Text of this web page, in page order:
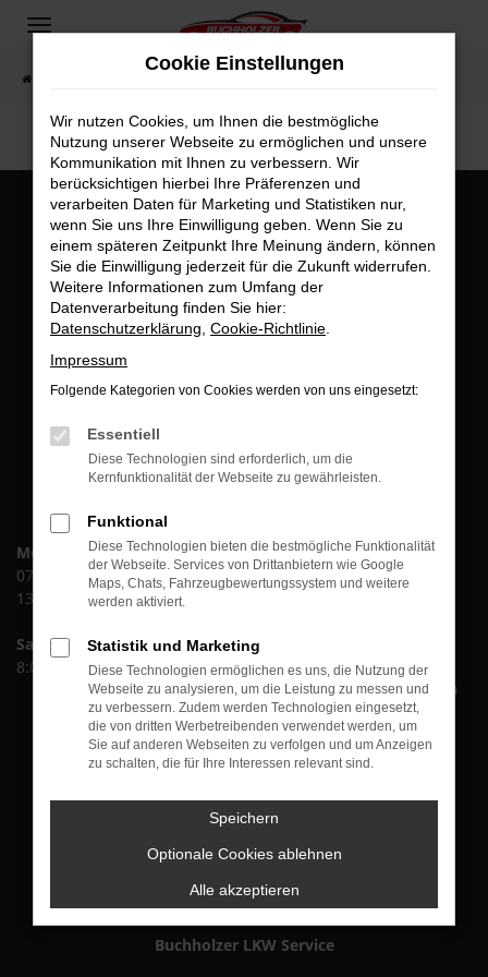
Zum
springen
Fahrzeugsuche
Kundenstimmen
Jetzt bewerten
Öffnungszeiten & Kontakt
Montag bis Freitag:
07:30 bis 12:00 Uhr
13:00 bis 17:00 Uhr
Samstag
8:00 bis 13:00 Uhr
Buchholzer KFZ GmbH
Im roten Tal 16
+49 (0) 26 54 - 88 69 90
+49 (0) 26 54 - 88 69 920
Buchholzer KFZ-Meisterbetrieb
Buchholzer PKW Service
Buchholzer LKW Service
Cookie Einstellungen
Wir nutzen Cookies, um Ihnen die bestmögliche
Nutzung unserer Webseite zu ermöglichen und unsere
Kommunikation mit Ihnen zu verbessern. Wir
berücksichtigen hierbei Ihre Präferenzen und
verarbeiten Daten für Marketing und Statistiken nur,
wenn Sie uns Ihre Einwilligung geben. Wenn Sie zu
einem späteren Zeitpunkt Ihre Meinung ändern, können
Sie die Einwilligung jederzeit für die Zukunft widerrufen.
Weitere Informationen zum Umfang der
Datenverarbeitung finden Sie hier:
Datenschutzerklärung Cookie-Richtlinie
Impressum
Folgende Kategorien von Cookies werden von uns eingesetzt:
Essentiell
Diese Technologien sind erforderlich, um die
Kernfunktionalität der Webseite zu gewährleisten.
Funktional
Diese Technologien bieten die bestmögliche Funktionalität
der Webseite. Services von Drittanbietern wie Google
Maps, Chats, Fahrzeugbewertungssystem und weitere
werden aktiviert.
Statistik und Marketing
Diese Technologien ermöglichen es uns, die Nutzung der
Webseite zu analysieren, um die Leistung zu messen und
zu verbessern. Zudem werden Technologien eingesetzt,
die von dritten Werbetreibenden verwendet werden, um
Sie auf anderen Webseiten zu verfolgen und um Anzeigen
zu schalten, die für Ihre Interessen relevant sind.
Speichern
Optionale Cookies ablehnen
Alle akzeptieren